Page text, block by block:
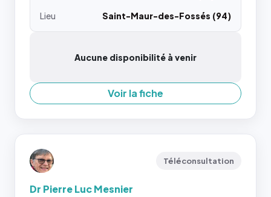
Lieu
Saint-Maur-des-Fossés (94)
Aucune disponibilité à venir
Voir la fiche
Téléconsultation
Dr Pierre Luc Mesnier